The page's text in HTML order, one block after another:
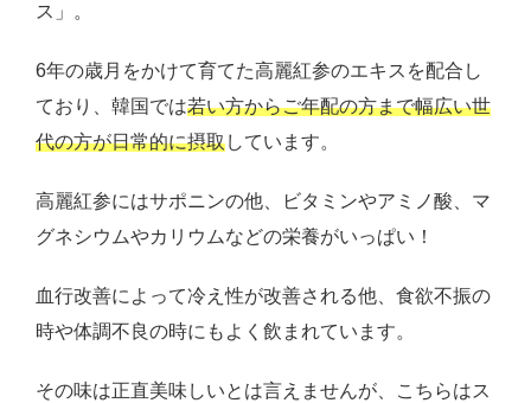
ス」。
6年の歳月をかけて育てた高麗紅参のエキスを配合し
ており、韓国では若い方からご年配の方まで幅広い世
代の方が日常的に摂取しています。
高麗紅参にはサポニンの他、ビタミンやアミノ酸、マ
グネシウムやカリウムなどの栄養がいっぱい！
血行改善によって冷え性が改善される他、食欲不振の
時や体調不良の時にもよく飲まれています。
その味は正直美味しいとは言えませんが、こちらはス